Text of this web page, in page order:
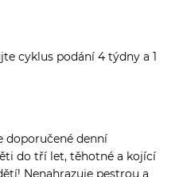
cyklus podání 4 týdny a 1
doporučené denní
do tří let, těhotné a kojící
Nenahrazuje pestrou a